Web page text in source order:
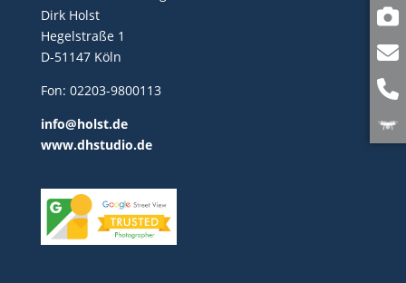
Dirk Holst
Hegelstraße 1
D-51147 Köln
Fon: 02203-9800113
info@holst.de
www.dhstudio.de